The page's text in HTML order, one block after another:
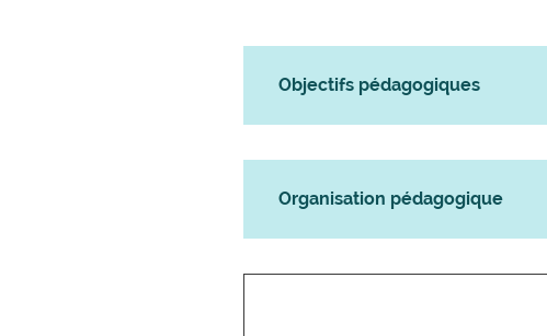
Objectifs pédagogiques
Organisation pédagogique